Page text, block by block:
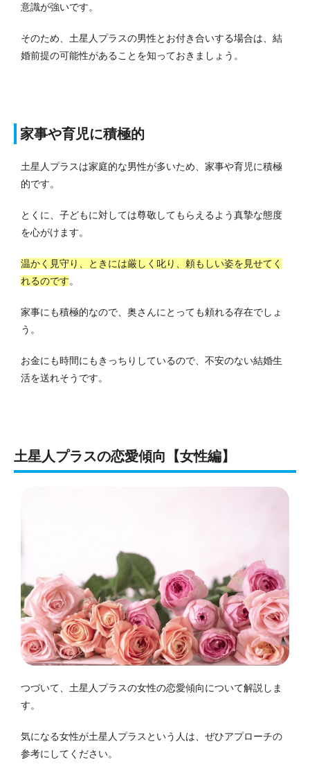
意識が強いです。
そのため、土星人プラスの男性とお付き合いする場合は、結
婚前提の可能性があることを知っておきましょう。
家事や育児に積極的
土星人プラスは家庭的な男性が多いため、家事や育児に積極
的です。
とくに、子どもに対しては尊敬してもらえるよう真摯な態度
を心がけます。
温かく見守り、ときには厳しく叱り、頼もしい姿を見せてく
れるのです。
家事にも積極的なので、奥さんにとっても頼れる存在でしょ
う。
お金にも時間にもきっちりしているので、不安のない結婚生
活を送れそうです。
土星人プラスの恋愛傾向【女性編】
つづいて、土星人プラスの女性の恋愛傾向について解説しま
す。
気になる女性が土星人プラスという人は、ぜひアプローチの
参考にしてください。